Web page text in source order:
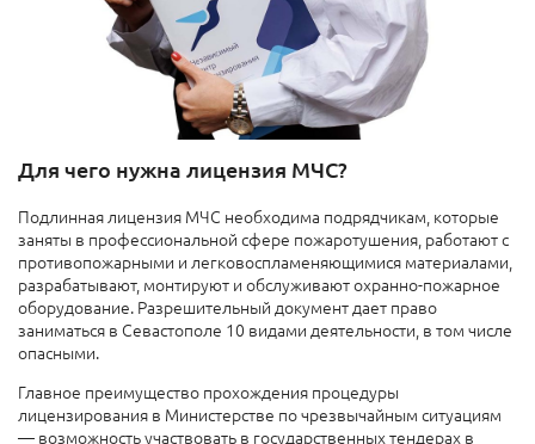
Для чего нужна лицензия МЧС?
Подлинная лицензия МЧС необходима подрядчикам, которые
заняты в профессиональной сфере пожаротушения, работают с
противопожарными и легковоспламеняющимися материалами,
разрабатывают, монтируют и обслуживают охранно-пожарное
оборудование. Разрешительный документ дает право
заниматься в Севастополе 10 видами деятельности, в том числе
опасными.
Главное преимущество прохождения процедуры
лицензирования в Министерстве по чрезвычайным ситуациям
— возможность участвовать в государственных тендерах в